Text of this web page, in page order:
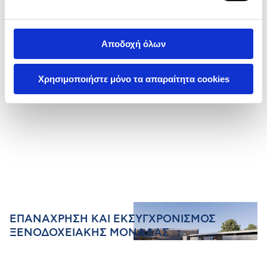
Αποδοχή όλων
Χρησιμοποιήστε μόνο τα απαραίτητα cookies
ΕΠΑΝΑΧΡΗΣΗ ΚΑΙ ΕΚΣΥΓΧΡΟΝΙΣΜΟΣ
ΞΕΝΟΔΟΧΕΙΑΚΗΣ ΜΟΝΑΔΑΣ